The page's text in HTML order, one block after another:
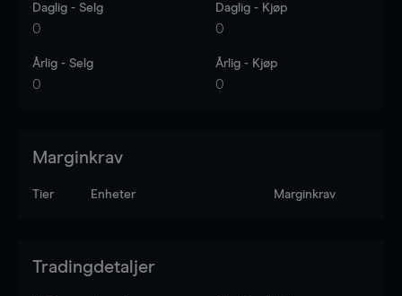
Daglig - Selg
0
Daglig - Kjøp
0
Årlig - Selg
0
Årlig - Kjøp
0
Marginkrav
Tier Enheter Marginkrav
Tradingdetaljer